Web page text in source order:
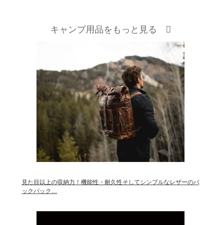
キャンプ用品をもっと見る
見た目以上の収納力！機能性・耐久性そしてシンプルなレザーのバ
ックパック…